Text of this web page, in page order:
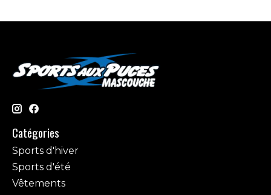
Catégories
Sports d'hiver
Sports d'été
Vêtements